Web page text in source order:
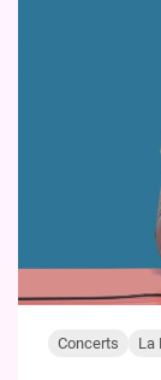
Concerts La